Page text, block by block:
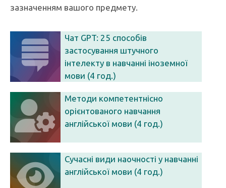
зазначенням вашого предмету.
Чат GPT: 25 способів
застосування штучного
інтелекту в навчанні іноземної
мови (4 год.)
Методи компетентнісно
орієнтованого навчання
англійської мови (4 год.)
Сучасні види наочності у навчанні
англійської мови (4 год.)